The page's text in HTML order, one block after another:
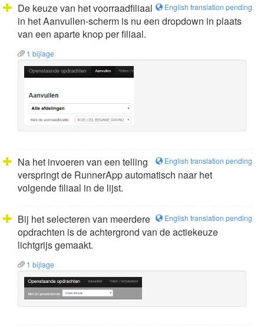
English translation pending
De keuze van het voorraadfiliaal
in het Aanvullen-scherm is nu een dropdown in plaats
van een aparte knop per filiaal.
1 bijlage
English translation pending
Na het invoeren van een telling
verspringt de RunnerApp automatisch naar het
volgende filiaal in de lijst.
English translation pending
Bij het selecteren van meerdere
opdrachten is de achtergrond van de actiekeuze
lichtgrijs gemaakt.
1 bijlage